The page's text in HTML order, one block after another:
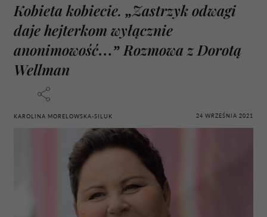
Kobieta kobiecie. „Zastrzyk odwagi
daje hejterkom wyłącznie
anonimowość…” Rozmowa z Dorotą
Wellman
KAROLINA MORELOWSKA-SILUK 24 WRZEŚNIA 2021